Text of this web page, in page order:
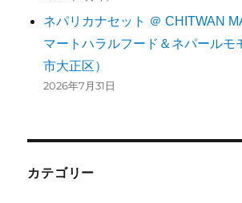
ネパリカナセット ＠ CHITWAN
マートハラルフード＆ネパールモ
市大正区）
2026年7月31日
カテゴリー